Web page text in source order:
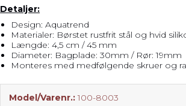
Detaljer:
Design: Aquatrend
Materialer: Børstet rustfrit stål og hvid
Længde: 4,5 cm / 45 mm
Diameter: Bagplade: 30mm / Rør: 19mm
Monteres med medfølgende skruer og
Model/Varenr.: 100-8003